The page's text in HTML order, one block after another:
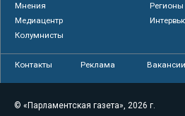
Мнения
Регионы
Медиацентр
Колумнисты
Контакты Реклама Вакансии
© «Парламентская газета», 2026 г.